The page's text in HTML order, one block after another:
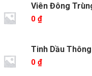
Viên Đông
0 ₫
Tinh Dầu
0 ₫